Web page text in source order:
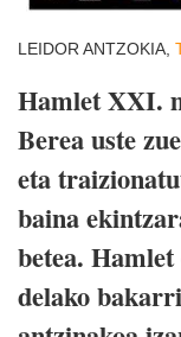
LEIDOR ANTZOKIA,
Hamlet XXI.
Berea uste
eta
baina
betea.
delako